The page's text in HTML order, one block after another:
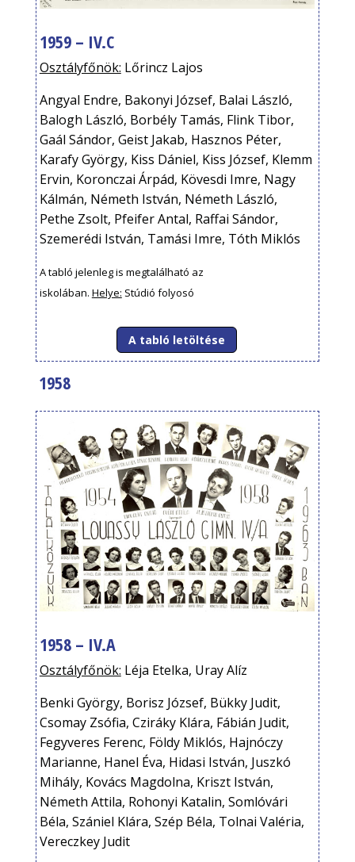
1959 – IV.C
Osztályfőnök: Lőrincz Lajos
Angyal Endre, Bakonyi József, Balai László,
Balogh László, Borbély Tamás, Flink Tibor,
Gaál Sándor, Geist Jakab, Hasznos Péter,
Karafy György, Kiss Dániel, Kiss József, Klemm
Ervin, Koronczai Árpád, Kövesdi Imre, Nagy
Kálmán, Németh István, Németh László,
Pethe Zsolt, Pfeifer Antal, Raffai Sándor,
Szemerédi István, Tamási Imre, Tóth Miklós
A tabló jelenleg is megtalálható az
iskolában. Helye: Stúdió folyosó
A tabló letöltése
1958
1958 – IV.A
Osztályfőnök: Léja Etelka, Uray Alíz
Benki György, Borisz József, Bükky Judit,
Csomay Zsófia, Cziráky Klára, Fábián Judit,
Fegyveres Ferenc, Földy Miklós, Hajnóczy
Marianne, Hanel Éva, Hidasi István, Juszkó
Mihály, Kovács Magdolna, Kriszt István,
Németh Attila, Rohonyi Katalin, Somlóvári
Béla, Szániel Klára, Szép Béla, Tolnai Valéria,
Vereczkey Judit